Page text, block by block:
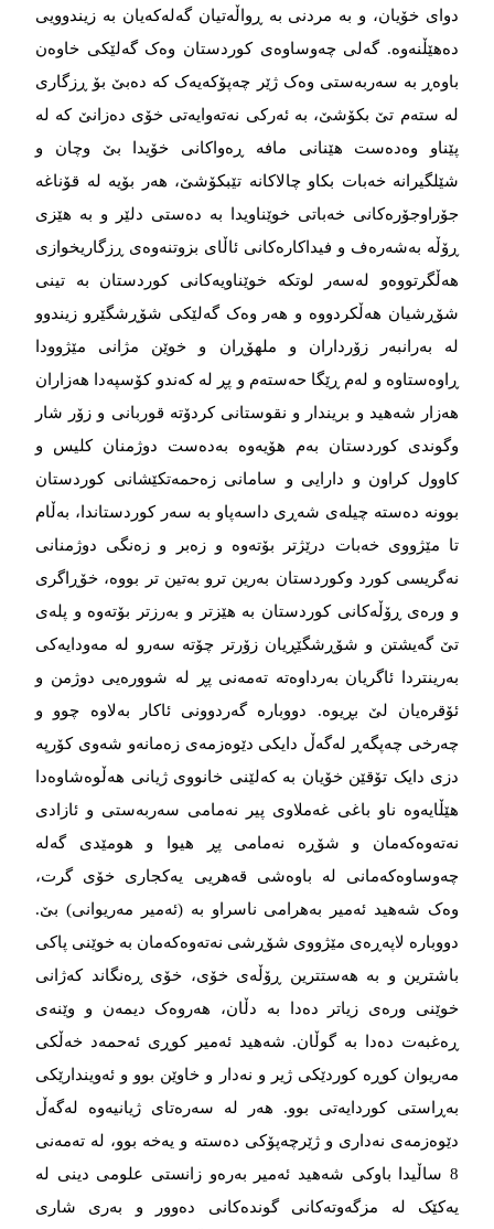
دوای خۆیان، و بە مردنی بە ڕواڵەتیان گەلەکەیان بە زیندوویی
دەهێڵنەوە. گەلی چەوساوەی کوردستان وەک گەلێکی خاوەن
باوەڕ بە سەربەستی وەک ژێر چەپۆکەیەک کە دەبێ بۆ ڕزگاری
لە ستەم تێ بکۆشێ، بە ئەرکی نەتەوایەتی خۆی دەزانێ کە لە
پێناو وەدەست هێنانی مافە ڕەواکانی خۆیدا بێ وچان و
شێلگیرانە خەبات بکاو چالاکانە تێبکۆشێ، هەر بۆیە لە قۆناغە
جۆراوجۆرەکانی خەباتی خوێناویدا بە دەستی دلێر و بە هێزی
ڕۆڵە بەشەرەف و فیداکارەکانی ئاڵای بزوتنەوەی ڕزگاریخوازی
هەڵگرتووەو لەسەر لوتکە خوێناویەکانی کوردستان بە تینی
شۆڕشیان هەڵکردووە و هەر وەک گەلێکی شۆڕشگێرو زیندوو
لە بەرانبەر زۆرداران و ملهۆڕان و خوێن مژانی مێژوودا
ڕاوەستاوە و لەم ڕێگا حەستەم و پڕ لە کەندو کۆسپەدا هەزاران
هەزار شەهید و بریندار و نقوستانی کردۆتە قوربانی و زۆر شار
وگوندی کوردستان بەم هۆیەوە بەدەست دوژمنان کلیس و
کاوول کراون و دارایی و سامانی زەحمەتکێشانی کوردستان
بوونە دەستە چیلەی شەڕی داسەپاو بە سەر کوردستاندا، بەڵام
تا مێژووی خەبات درێژتر بۆتەوە و زەبر و زەنگی دوژمنانی
نەگریسی کورد وکوردستان بەرین ترو بەتین تر بووە، خۆڕاگری
و ورەی ڕۆڵەکانی کوردستان بە هێزتر و بەرزتر بۆتەوە و پلەی
تێ گەیشتن و شۆڕشگێڕیان زۆرتر چۆتە سەرو لە مەودایەکی
بەرینتردا ئاگریان بەرداوەتە تەمەنی پڕ لە شوورەیی دوژمن و
ئۆقرەیان لێ بڕیوە. دووبارە گەردوونی ئاکار بەلاوە چوو و
چەرخی چەپگەڕ لەگەڵ دایکی دێوەزمەی زەمانەو شەوی کۆرپە
دزی دایک تۆقێن خۆیان بە کەلێنی خانووی ژیانی هەڵوەشاوەدا
هێڵایەوە ناو باغی غەملاوی پیر نەمامی سەربەستی و ئازادی
نەتەوەکەمان و شۆڕە نەمامی پڕ هیوا و هومێدی گەلە
چەوساوەکەمانی لە باوەشی قەهریی یەکجاری خۆی گرت،
وەک شەهید ئەمیر بەهرامی ناسراو بە (ئەمیر مەریوانی) بێ.
دووبارە لاپەڕەی مێژووی شۆڕشی نەتەوەکەمان بە خوێنی پاکی
باشترین و بە هەستترین ڕۆڵەی خۆی، خۆی ڕەنگاند کەژانی
خوێنی ورەی زیاتر دەدا بە دڵان، هەروەک دیمەن و وێنەی
ڕەغبەت دەدا بە گوڵان. شەهید ئەمیر کوڕی ئەحمەد خەڵکی
مەریوان کوڕە کوردێکی ژیر و نەدار و خاوێن بوو و ئەویندارێکی
بەڕاستی کوردایەتی بوو. هەر لە سەرەتای ژیانیەوە لەگەڵ
دێوەزمەی نەداری و ژێرچەپۆکی دەستە و یەخە بوو، لە تەمەنی
8 ساڵیدا باوکی شەهید ئەمیر بەرەو زانستی علومی دینی لە
یەکێک لە مزگەوتەکانی گوندەکانی دەوور و بەری شاری